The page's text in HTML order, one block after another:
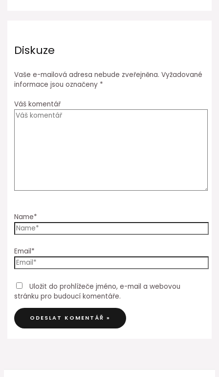
Diskuze
Vaše e-mailová adresa nebude zveřejněna. Vyžadované
informace jsou označeny *
Váš komentář
Name*
Email*
Uložit do prohlížeče jméno, e-mail a webovou
stránku pro budoucí komentáře.